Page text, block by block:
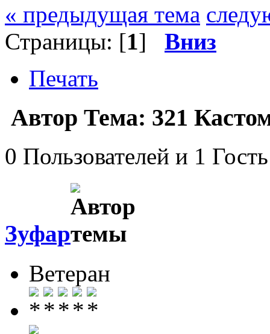
« предыдущая тема
Страницы: [1] Вниз
Печать
Автор Тема: 321
0 Пользователей и 1
Зуфар
Ветеран